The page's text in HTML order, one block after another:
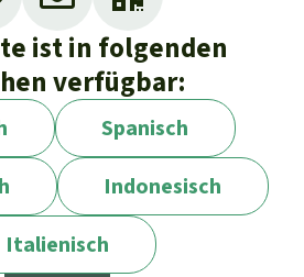
Italien, Japan, Mexiko,
Südafrika,
das Vereinigte
Staaten von
Union.
G20-Vorsitz vom 1. Januar
2022
ist in folgenden
verfügbar:
Spanisch
Indonesisch
Italienisch